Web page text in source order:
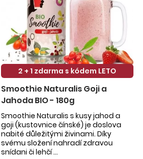
2 + 1 zdarma s kódem LETO
Smoothie Naturalis Goji a
Jahoda BIO - 180g
Smoothie Naturalis s kusy jahod a
goji (kustovnice čínské) je doslova
nabité důležitými živinami. Díky
svému složení nahradí zdravou
snídani či lehčí ...